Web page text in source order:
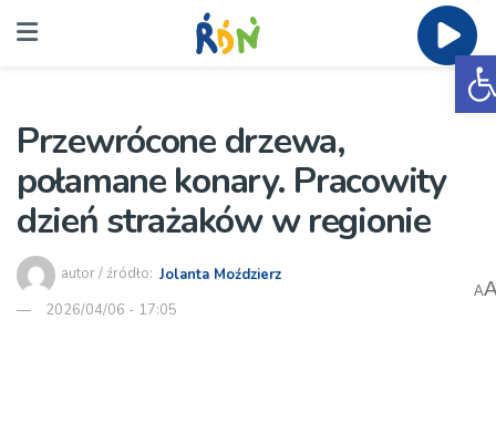
Przewrócone drzewa,
połamane konary. Pracowity
dzień strażaków w regionie
autor / źródło: Jolanta Moździerz
2026/04/06 - 17:05
A